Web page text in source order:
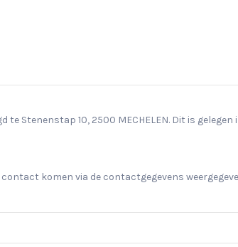
te Stenenstap 10, 2500 MECHELEN. Dit is
komen via de contactgegevens